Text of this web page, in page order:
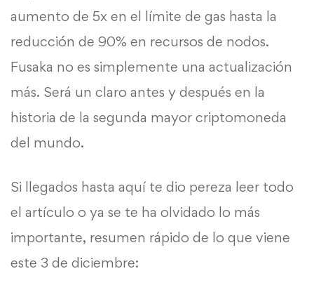
aumento de 5x en el límite de gas hasta la
reducción de 90% en recursos de nodos.
Fusaka no es simplemente una actualización
más. Será un claro antes y después en la
historia de la segunda mayor criptomoneda
del mundo.
Si llegados hasta aquí te dio pereza leer todo
el artículo o ya se te ha olvidado lo más
importante, resumen rápido de lo que viene
este 3 de diciembre: